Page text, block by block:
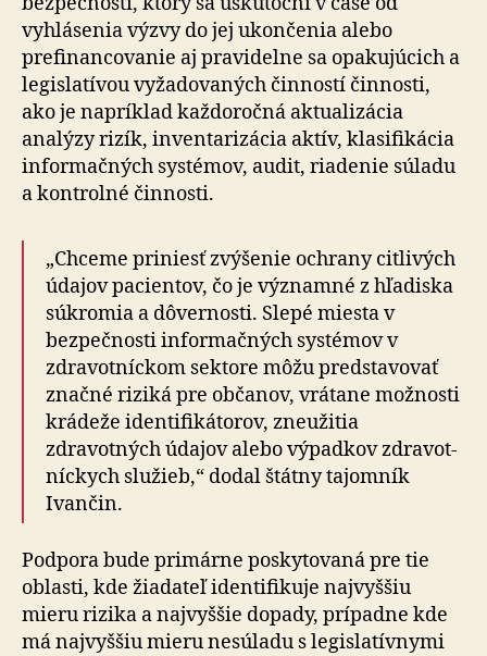
vyhlásenia výzvy do jej ukončenia alebo
prefinancovanie aj pravidelne sa opakujúcich a
legislatívou vyžadovaných činností činnosti,
ako je napríklad každo­ročná aktualizácia
analýzy rizík, inven­ta­ri­zá­cia aktív, kla­si­fi­kácia
infor­mač­ných systémov, audit, riadenie súladu
a kon­trol­né čin­nosti.
„Chceme priniesť zvýšenie ochrany citlivých
údajov pacientov, čo je významné z hľadiska
súkromia a dôvernosti. Slepé miesta v
bezpečnosti informačných systémov v
zdravotníckom sektore môžu predstavovať
značné riziká pre občanov, vrátane možnosti
krádeže iden­ti­fi­ká­to­rov, zneužitia
zdravotných údajov alebo výpadkov zdra­vot­
níckych služieb,“ dodal štátny tajomník
Ivančin.
Podpora bude primárne poskytovaná pre tie
oblasti, kde žiadateľ identifikuje najvyššiu
mieru rizika a najvyššie dopady, prípadne kde
má najvyššiu mieru nesúladu s legislatívnymi